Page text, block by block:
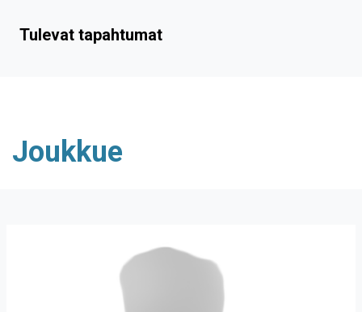
Tulevat tapahtumat
Joukkue